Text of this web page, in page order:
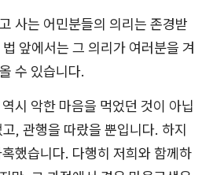
사는 어민분들의 의리는 존경받
앞에서는 그 의리가 여러분을 겨
수 있습니다.
시 악한 마음을 먹었던 것이 아닙
, 관행을 따랐을 뿐입니다. 하지
했습니다. 다행히 저희와 함께하